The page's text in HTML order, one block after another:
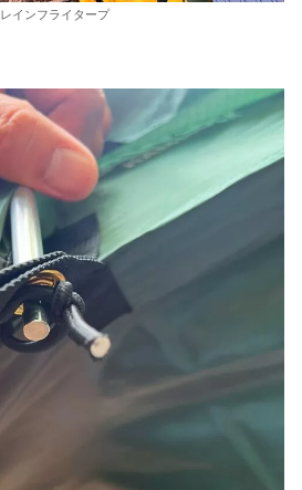
レインフライタープ